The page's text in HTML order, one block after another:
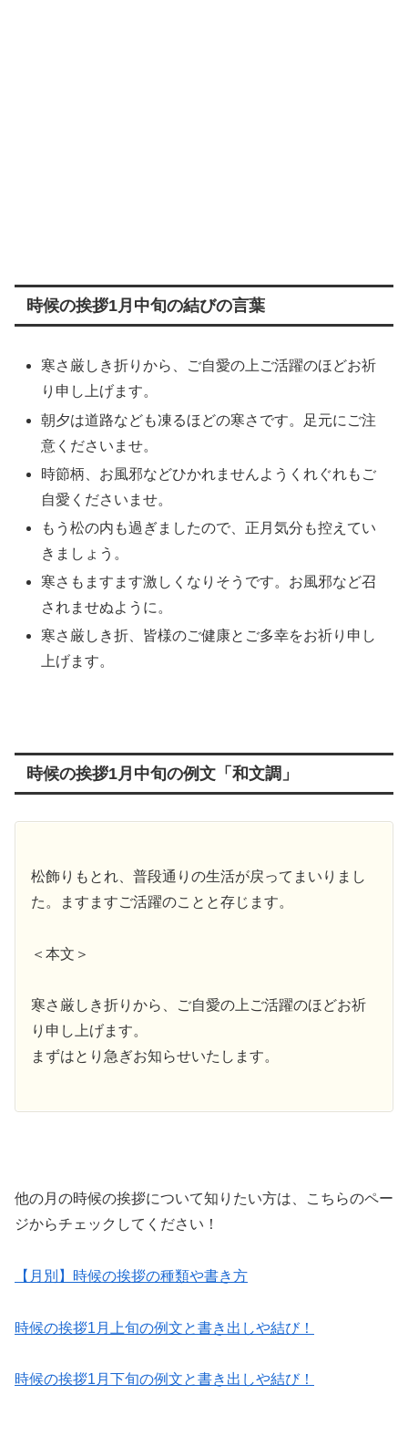
時候の挨拶1月中旬の結びの言葉
寒さ厳しき折りから、ご自愛の上ご活躍のほどお祈
り申し上げます。
朝夕は道路なども凍るほどの寒さです。足元にご注
意くださいませ。
時節柄、お風邪などひかれませんようくれぐれもご
自愛くださいませ。
もう松の内も過ぎましたので、正月気分も控えてい
きましょう。
寒さもますます激しくなりそうです。お風邪など召
されませぬように。
寒さ厳しき折、皆様のご健康とご多幸をお祈り申し
上げます。
時候の挨拶1月中旬の例文「和文調」
松飾りもとれ、普段通りの生活が戻ってまいりまし
た。ますますご活躍のことと存じます。
＜本文＞
寒さ厳しき折りから、ご自愛の上ご活躍のほどお祈
り申し上げます。
まずはとり急ぎお知らせいたします。
他の月の時候の挨拶について知りたい方は、こちらのペー
ジからチェックしてください！
【月別】時候の挨拶の種類や書き方
時候の挨拶1月上旬の例文と書き出しや結び！
時候の挨拶1月下旬の例文と書き出しや結び！